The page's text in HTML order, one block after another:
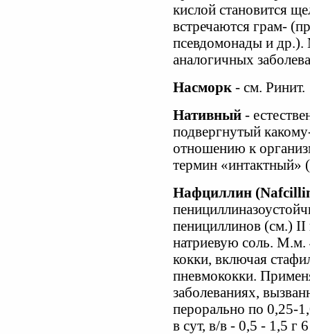
кислой становится
встречаются грам-
псевдомонады и др.).
аналогичных
Насморк - см. Ринит.
Нативный -
подвергнутый
отношению к
термин «интактный»
Нафциллин
пенициллинов (см.)
натриевую соль. М.м.
кокки, включая
пневмококки.
заболеваниях,
перорально по 0,25-
в сут, в/в - 0,5 - 1,5 г 6